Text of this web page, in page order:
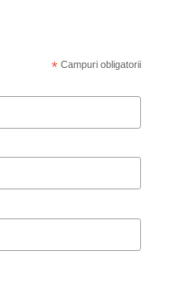
* Campuri obligatorii